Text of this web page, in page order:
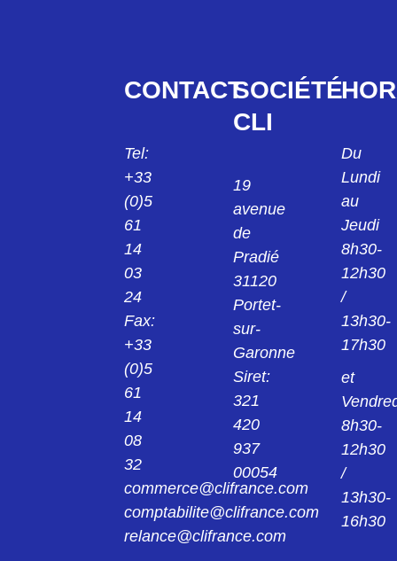
CONTACT
Tel:
+33
(0)5
61
14
03
24
Fax:
+33
(0)5
61
14
08
32
commerce@clifrance.com
comptabilite@clifrance.com
relance@clifrance.com
SOCIÉTÉ
CLI
19
avenue
de
Pradié
31120
Portet-
sur-
Garonne
Siret:
321
420
937
00054
Du
Lundi
au
Jeudi
8h30-
12h30
/
13h30-
17h30
et
8h30-
12h30
/
13h30-
16h30